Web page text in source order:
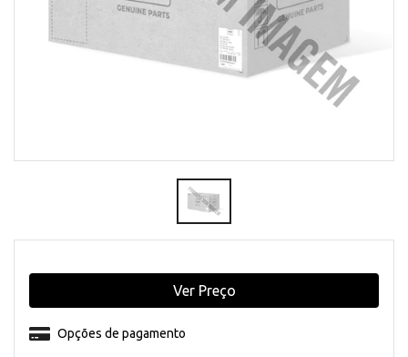
Opções de pagamento
Ver Preço